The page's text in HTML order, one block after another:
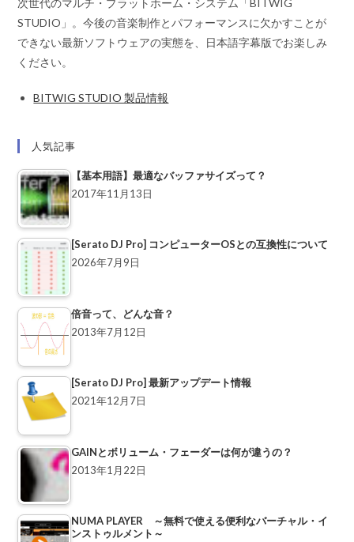
STUDIO」。今後の音楽制作とパフォーマンスに欠かすことが
できない最新ソフトウェアの実態を、日本語字幕版でお楽しみ
ください。
BITWIG STUDIO 製品情報
人気記事
【基本用語】最適なバッファサイズって？
2017年11月13日
[Serato DJ Pro] コンピューターOSとの互換性について
2026年7月9日
倍音って、どんな音？
2013年7月12日
[Serato DJ Pro] 最新アップデート情報
2021年12月7日
GAINとボリューム・フェーダーは何が違うの？
2013年1月22日
NUMA PLAYER ～無料で使える便利なバーチャル・イ
ンストゥルメント～